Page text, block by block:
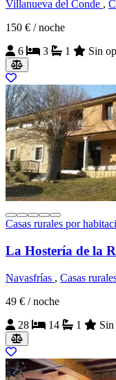
Villanueva del Conde ,
150 € / noche
6
3 1 Sin
Casas rurales por
La Hostería de la
Navasfrías , Casas
49 € / noche
28
14 1